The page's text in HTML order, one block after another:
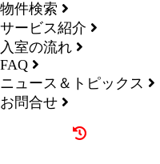
物件検索
サービス紹介
入室の流れ
FAQ
ニュース＆トピックス
お問合せ